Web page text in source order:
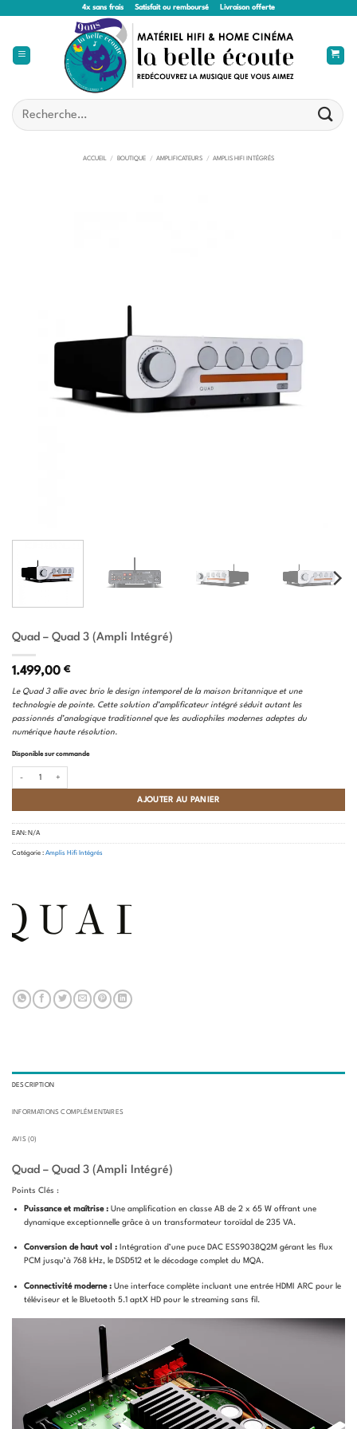
4x sans frais Satisfait ou remboursé Livraison offerte
Recherche
pour :
ACCUEIL / BOUTIQUE / AMPLIFICATEURS / AMPLIS HIFI INTÉGRÉS
Quad – Quad 3 (Ampli Intégré)
1.499,00 €
Le Quad 3 allie avec brio le design intemporel de la maison britannique et une
technologie de pointe. Cette solution d’amplificateur intégré séduit autant les
passionnés d’analogique traditionnel que les audiophiles modernes adeptes du
numérique haute résolution.
Disponible sur commande
AJOUTER AU PANIER
EAN: N/A
Catégorie : Amplis Hifi Intégrés
DESCRIPTION
INFORMATIONS COMPLÉMENTAIRES
AVIS (0)
Quad – Quad 3 (Ampli Intégré)
Points Clés :
Puissance et maîtrise :Une amplification en classe AB de 2 x 65 W offrant une
dynamique exceptionnelle grâce à un transformateur toroïdal de 235 VA.
Conversion de haut vol :Intégration d’une puce DAC ESS9038Q2M gérant les flux
PCM jusqu’à 768 kHz, le DSD512 et le décodage complet du MQA.
Connectivité moderne :Une interface complète incluant une entrée HDMI ARC pour le
téléviseur et le Bluetooth 5.1 aptX HD pour le streaming sans fil.